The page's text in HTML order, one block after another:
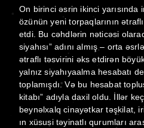
On birinci əsrin ikinci yarısında
özünün yeni torpaqlarının
etdi. Bu cəhdlərin nəticəsi
siyahısı” adını almış – orta
ətraflı təsvirini əks etdirən
yalnız siyahıyaalma hesabatı
toplamışdı. Və bu hesabat
kitabı” adıyla daxil oldu. İllər
beynəlxalq cinayətkar təşkilat,
ın xüsusi təyinatlı qurumları